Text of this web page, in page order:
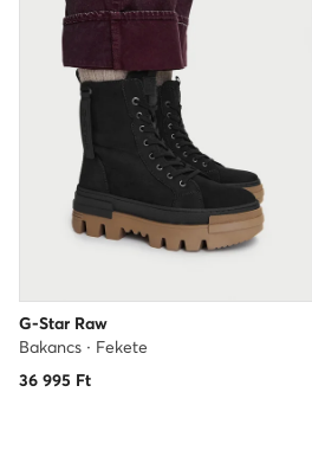
G-Star Raw
Bakancs · Fekete
36 995 Ft